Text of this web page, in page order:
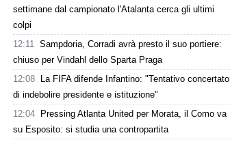
settimane dal campionato l'Atalanta cerca gli ultimi
colpi
12:11 Sampdoria, Corradi avrà presto il suo portiere:
chiuso per Vindahl dello Sparta Praga
12:08
La FIFA difende Infantino: "Tentativo concertato
di indebolire presidente e istituzione"
12:04
Pressing Atlanta United per Morata, il Como va
su Esposito: si studia una contropartita